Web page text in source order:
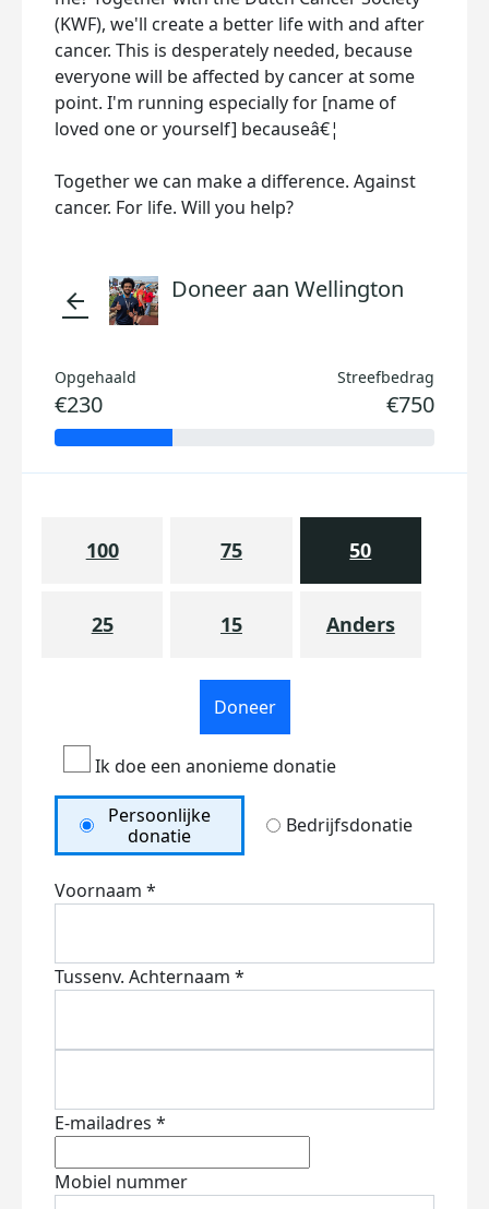
(KWF), we'll create a better life with and after
cancer. This is desperately needed, because
everyone will be affected by cancer at some
point. I'm running especially for [name of
loved one or yourself] becauseâ€¦
Together we can make a difference. Against
cancer. For life. Will you help?
arrow_back Doneer aan Wellington
Opgehaald
€230
Streefbedrag
€750
100 75 50
25 15 Anders
Doneer
Ik doe een anonieme donatie
Persoonlijke
donatie
Bedrijfsdonatie
Voornaam *
Tussenv. Achternaam *
E-mailadres *
Mobiel nummer